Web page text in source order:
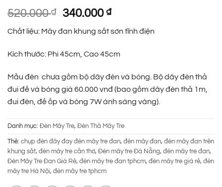
520.000₫
Giá
là:
520.000 ₫.
340.000₫Giá
tại
340.000 ₫.
Chất liệu: Mây đan khung sắt sơn tĩnh điện
Kích thước: Phi 45cm, Cao 45cm
Mẫu đèn chưa gồm bộ dây đèn và bóng. Bộ dây đèn thả
đui đế và bóng giá 60.000 vnđ (bao gồm dây đèn thả 1m,
đui đèn, đế ốp và bóng 7W ánh sáng vàng).
Danh mục: Đèn Mây Tre, Đèn Thả Mây Tre
Thẻ: chụp đèn đây đay đèn mây tre đan, đèn mây đan, đèn mây đan trên
khung sắt, đèn mây tre cần thơ, Đèn mây tre Đà Nẵng, đèn mây tre đan,
Đèn Mây Tre Đan Giá Rẻ, đèn mây tre đan tphcm, đèn mây tre giá rẻ, đèn
mây tre Hà Nội, đèn mây tre tphcm